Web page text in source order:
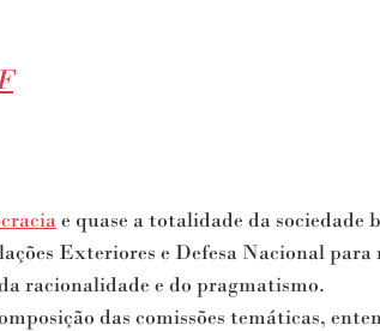
e quase a totalidade da sociedade
Exteriores e Defesa Nacional para
racionalidade e do pragmatismo.
das comissões temáticas,